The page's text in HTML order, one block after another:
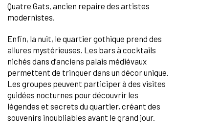
Quatre Gats, ancien repaire des artistes
modernistes.
Enfin, la nuit, le quartier gothique prend des
allures mystérieuses. Les bars à cocktails
nichés dans d’anciens palais médiévaux
permettent de trinquer dans un décor unique.
Les groupes peuvent participer à des visites
guidées nocturnes pour découvrir les
légendes et secrets du quartier, créant des
souvenirs inoubliables avant le grand jour.